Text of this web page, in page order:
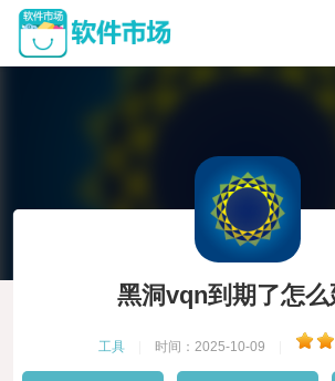
黑洞vqn到期了怎么
工具 时间：2025-10-09